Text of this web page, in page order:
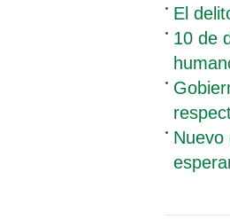
El
10 de
Nuevo